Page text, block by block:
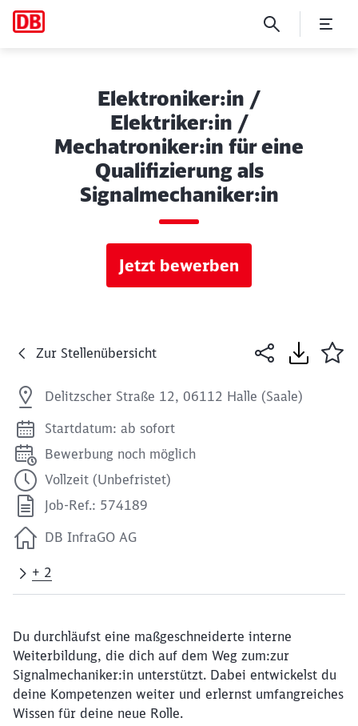
Elektroniker:in /
Elektriker:in /
Mechatroniker:in für eine
Qualifizierung als
Signalmechaniker:in
Jetzt bewerben
Zur Stellenübersicht
Delitzscher Straße 12, 06112 Halle (Saale)
Startdatum: ab sofort
Bewerbung noch möglich
Vollzeit (Unbefristet)
Job-Ref.: 574189
DB InfraGO AG
+ 2
Du durchläufst eine maßgeschneiderte interne
Weiterbildung, die dich auf dem Weg zum:zur
Signalmechaniker:in unterstützt. Dabei entwickelst du
deine Kompetenzen weiter und erlernst umfangreiches
Wissen für deine neue Rolle.